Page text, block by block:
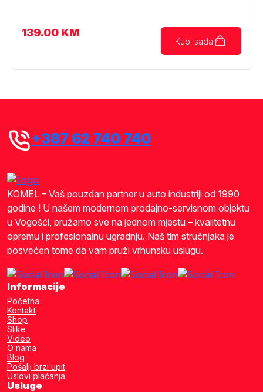
139.00 KM
Kupi sada
+387 62 740 740
KOMEL – Vaš pouzdan partner u auto industriji od 1990
godine ! U našem modernom prodajno-servisnom objektu
u Vogošći, pružamo sve na jednom mjestu – kvalitetnu
opremu i profesionalnu ugradnju. Naš tim stručnjaka je
posvećen tome da vam pruži vrhunsku uslugu.
Informacije
Početna
Kontakt
Shop
Slike
Video
O nama
Blog
Pošalji brzi upit
Uslovi plaćanja
Usluge